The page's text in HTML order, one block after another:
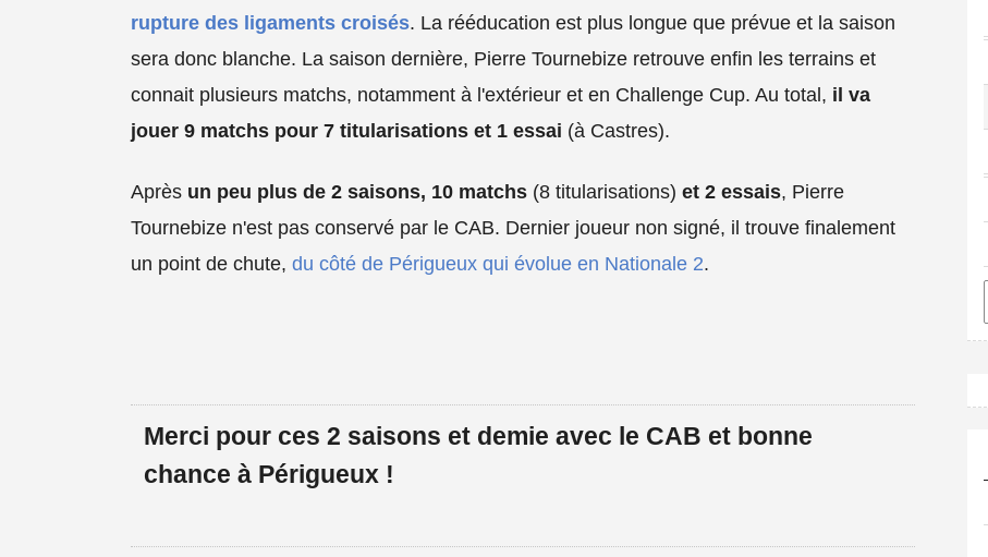
rupture des ligaments croisés. La rééducation est plus longue que prévue et la saison
sera donc blanche. La saison dernière, Pierre Tournebize retrouve enfin les terrains et
connait plusieurs matchs, notamment à l'extérieur et en Challenge Cup. Au total, il va
jouer 9 matchs pour 7 titularisations et 1 essai (à Castres).
Après un peu plus de 2 saisons, 10 matchs (8 titularisations) et 2 essais, Pierre
Tournebize n'est pas conservé par le CAB. Dernier joueur non signé, il trouve finalement
un point de chute, du côté de Périgueux qui évolue en Nationale 2.
Merci pour ces 2 saisons et demie avec le CAB et bonne
chance à Périgueux !